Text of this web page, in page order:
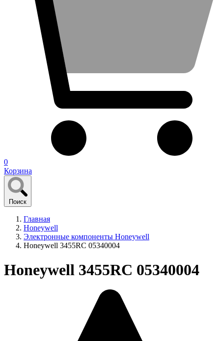
0
Корзина
Поиск
Главная
Honeywell
Электронные компоненты Honeywell
Honeywell 3455RC 05340004
Honeywell 3455RC 05340004